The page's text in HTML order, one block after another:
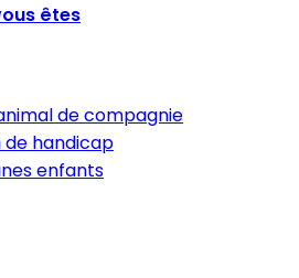
êtes
de compagnie
de handicap
enfants